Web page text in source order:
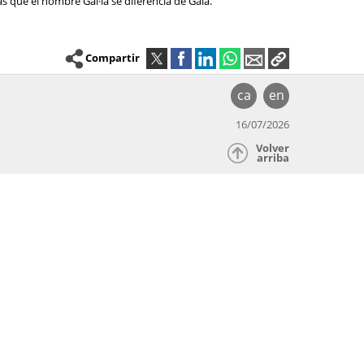
Compartir
ca en
16/07/2026
Volver
arriba